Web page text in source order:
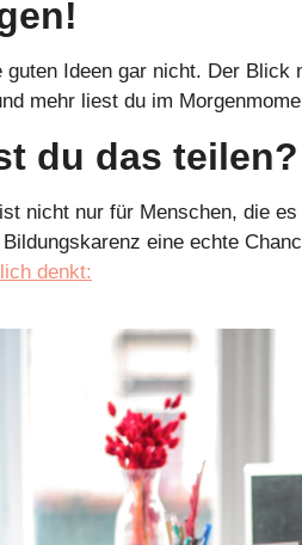
guten Ideen gar nicht. Der
mehr liest du im
du das teilen?
nicht nur für Menschen, die
eine echte
denkt: